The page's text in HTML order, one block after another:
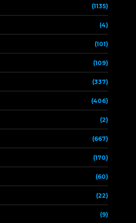
(1135)
(4)
(101)
(109)
(337)
(406)
(2)
(667)
(170)
(60)
(22)
(9)